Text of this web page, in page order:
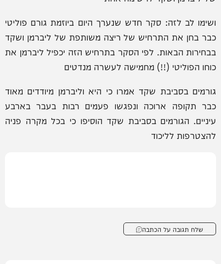
‏ושימו לב לזה: סקר חדש שנערך היום ביוזמת גורם פוליטי
כבר בחן את התרחיש של ריצה משותפת של ליברמן ושקד
בבחירות הבאות. לפי הסקר בתרחיש הזה יכפיל ליברמן את
כוחו הפוליטי (!!) מחמישה לעשרה מנדטים
גורמים בסביבת שקד אמרו כי היא וליברמן מיודדים מאוד
כבר תקופה ארוכה ונפגשו פעמים רבות בעבר בארבע
עיניים. הגורמים בסביבת שקד הוסיפו כי בכל מקרה פניה
להצטרפות לליכוד
שלח תגובה על הכתבה